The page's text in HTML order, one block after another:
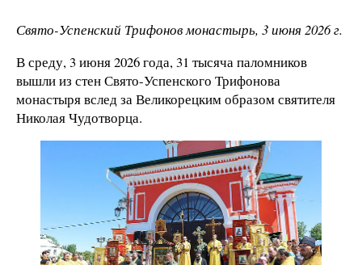
Свято-Успенский Трифонов монастырь, 3 июня 2026 г.
В среду, 3 июня 2026 года, 31 тысяча паломников
вышли из стен Свято-Успенского Трифонова
монастыря вслед за Великорецким образом святителя
Николая Чудотворца.